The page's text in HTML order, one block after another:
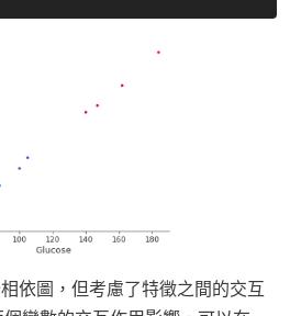
依圖，但考慮了特徵之間的交互